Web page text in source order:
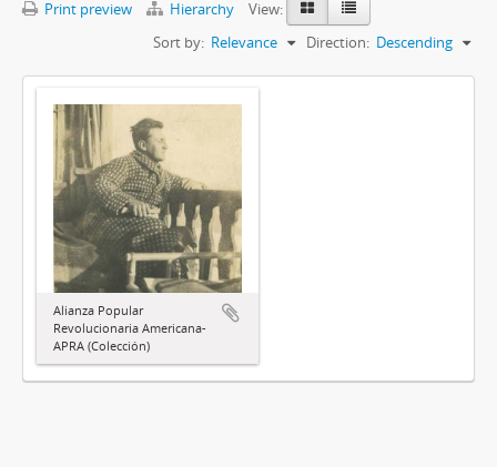
Print preview Hierarchy
View:
Sort by: Relevance Direction: Descending
Alianza Popular
Revolucionaria Americana-
APRA (Colección)